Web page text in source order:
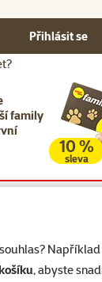
, abyste
Přihlásit se
family
10 %
sleva